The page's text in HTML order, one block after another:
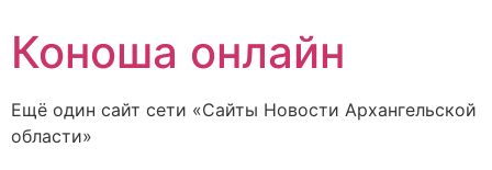
Коноша онлайн
Ещё один сайт сети «Сайты Новости Архангельской
области»